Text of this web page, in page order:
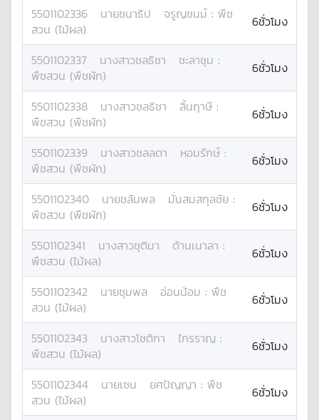
5501102336 นายชนาธิป จรูญชนม์ : พืช
สวน (ไม้ผล)
6ชั่วโมง
5501102337 นางสาวชลธิชา ชะลาชุม :
พืชสวน (พืชผัก)
6ชั่วโมง
5501102338 นางสาวชลธิชา ลิ้นฤาษี :
พืชสวน (พืชผัก)
6ชั่วโมง
5501102339 นางสาวชลลดา หอมรักษ์ :
พืชสวน (พืชผัก)
6ชั่วโมง
5501102340 นายชลัมพล มั่นสมสกุลชัย :
พืชสวน (พืชผัก)
6ชั่วโมง
5501102341 นางสาวชุติมา ด้านเนาลา :
พืชสวน (ไม้ผล)
6ชั่วโมง
5501102342 นายชุมพล อ่อนน้อม : พืช
สวน (ไม้ผล)
6ชั่วโมง
5501102343 นางสาวโชติกา ไกรราญ :
พืชสวน (ไม้ผล)
6ชั่วโมง
5501102344 นายเซน ยศปัญญา : พืช
สวน (ไม้ผล)
6ชั่วโมง